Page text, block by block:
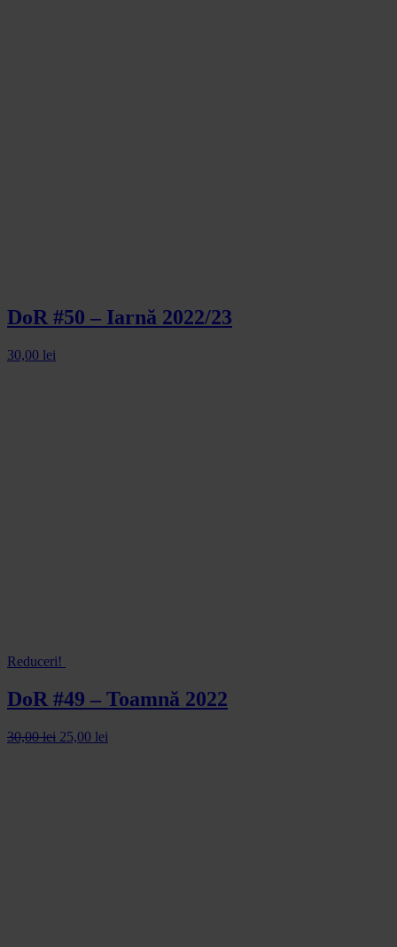
DoR #50 – Iarnă 2022/23
30,00 lei
Reduceri!
DoR #49 – Toamnă 2022
30,00lei 25,00 lei